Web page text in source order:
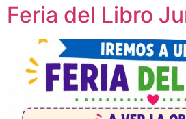
Feria del Libro